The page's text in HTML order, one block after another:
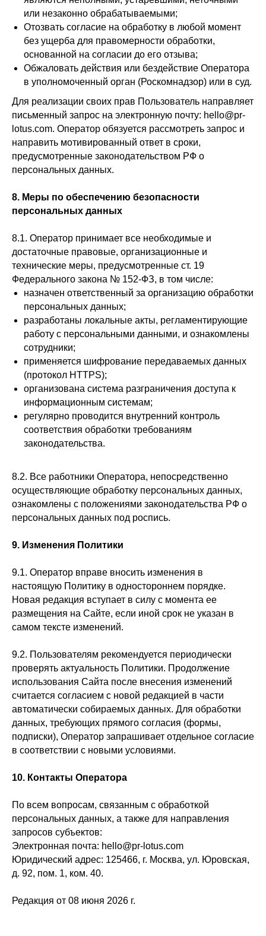
или незаконно обрабатываемыми;
Отозвать согласие на обработку в любой момент
без ущерба для правомерности обработки,
основанной на согласии до его отзыва;
Обжаловать действия или бездействие Оператора
в уполномоченный орган (Роскомнадзор) или в суд.
Для реализации своих прав Пользователь направляет
письменный запрос на электронную почту: hello@pr-
lotus.com. Оператор обязуется рассмотреть запрос и
направить мотивированный ответ в сроки,
предусмотренные законодательством РФ о
персональных данных.
8. Меры по обеспечению безопасности
персональных данных
8.1. Оператор принимает все необходимые и
достаточные правовые, организационные и
технические меры, предусмотренные ст. 19
Федерального закона № 152-ФЗ, в том числе:
назначен ответственный за организацию обработки
персональных данных;
разработаны локальные акты, регламентирующие
работу с персональными данными, и ознакомлены
сотрудники;
применяется шифрование передаваемых данных
(протокол HTTPS);
организована система разграничения доступа к
информационным системам;
регулярно проводится внутренний контроль
соответствия обработки требованиям
законодательства.
8.2. Все работники Оператора, непосредственно
осуществляющие обработку персональных данных,
ознакомлены с положениями законодательства РФ о
персональных данных под роспись.
9. Изменения Политики
9.1. Оператор вправе вносить изменения в
настоящую Политику в одностороннем порядке.
Новая редакция вступает в силу с момента ее
размещения на Сайте, если иной срок не указан в
самом тексте изменений.
9.2. Пользователям рекомендуется периодически
проверять актуальность Политики. Продолжение
использования Сайта после внесения изменений
считается согласием с новой редакцией в части
автоматически собираемых данных. Для обработки
данных, требующих прямого согласия (формы,
подписки), Оператор запрашивает отдельное согласие
в соответствии с новыми условиями.
10. Контакты Оператора
По всем вопросам, связанным с обработкой
персональных данных, а также для направления
запросов субъектов:
Электронная почта: hello@pr-lotus.com
Юридический адрес: 125466, г. Москва, ул. Юровская,
д. 92, пом. 1, ком. 40.
Редакция от 08 июня 2026 г.